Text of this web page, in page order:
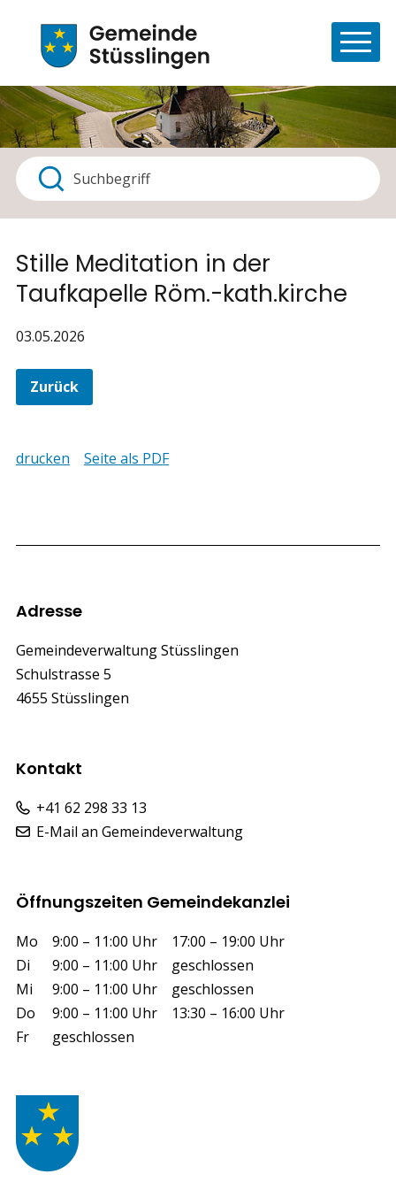
Suchbegriff
Suche starten
Stille Meditation in der
Taufkapelle Röm.-kath.kirche
03.05.2026
Zurück
drucken Seite als PDF
Footer
Adresse
Gemeindeverwaltung Stüsslingen
Schulstrasse 5
4655 Stüsslingen
Kontakt
+41 62 298 33 13
E-Mail an Gemeindeverwaltung
Öffnungszeiten Gemeindekanzlei
Wochentag Vormittag Nachmittag
Mo 9:00 – 11:00 Uhr
17:00 – 19:00 Uhr
Di
9:00 – 11:00 Uhr
geschlossen
Mi
9:00 – 11:00 Uhr
geschlossen
Do
9:00 – 11:00 Uhr
13:30 – 16:00 Uhr
Fr
geschlossen